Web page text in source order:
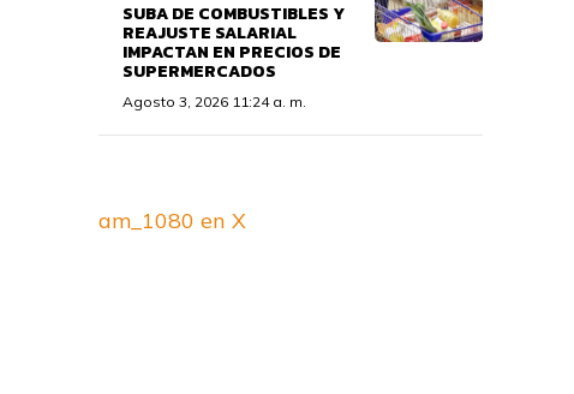
SUBA DE COMBUSTIBLES Y
REAJUSTE SALARIAL
IMPACTAN EN PRECIOS DE
SUPERMERCADOS
Agosto 3, 2026 11:24 a. m.
am_1080 en X